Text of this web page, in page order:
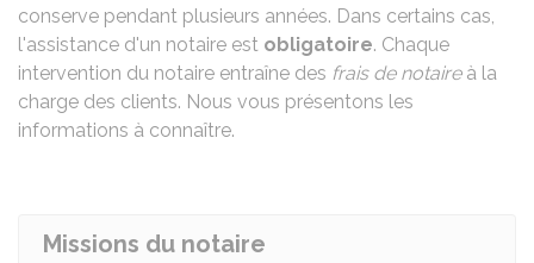
conserve pendant plusieurs années. Dans certains cas,
l'assistance d'un notaire est obligatoire. Chaque
intervention du notaire entraîne des frais de notaireà la
charge des clients. Nous vous présentons les
informations à connaître.
Missions du notaire